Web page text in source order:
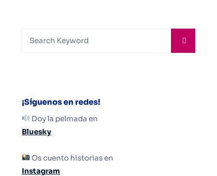
¡Síguenos en redes!
Doy la pelmada en
Bluesky
Os cuento historias en
Instagram